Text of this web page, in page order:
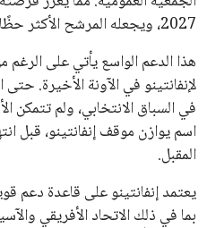
على
خالد فؤاد 18 يوليو 2026
القائمة البريدية
انضم إلى قائمة المشتركين لدينا
والعروض الخاصة مباشرة في صندوق